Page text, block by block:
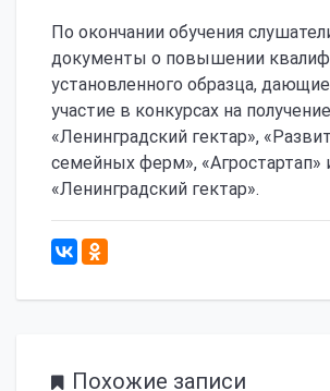
По окончании обучения
документы о повышении
установленного образца,
участие в конкурсах на
«Ленинградский гектар»,
семейных ферм», «Агростартап»
«Ленинградский гектар».
Похожие записи